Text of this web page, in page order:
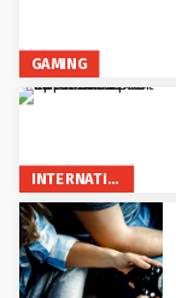
GAMING
INTERNATIONAL